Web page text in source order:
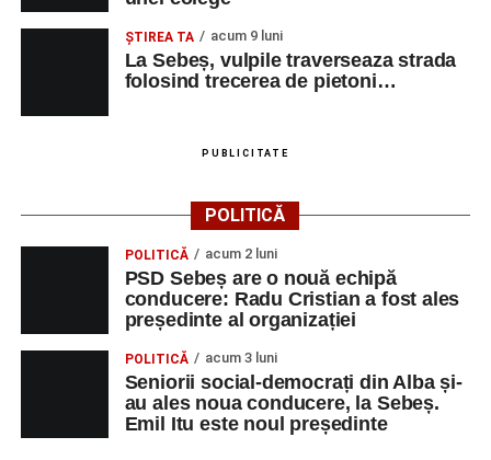
ŞTIREA TA acum 9 luni
La Sebeș, vulpile traverseaza strada
folosind trecerea de pietoni…
PUBLICITATE
POLITICĂ
POLITICĂ acum 2 luni
PSD Sebeș are o nouă echipă
conducere: Radu Cristian a fost ales
președinte al organizației
POLITICĂ acum 3 luni
Seniorii social-democrați din Alba și-
au ales noua conducere, la Sebeș.
Emil Itu este noul președinte